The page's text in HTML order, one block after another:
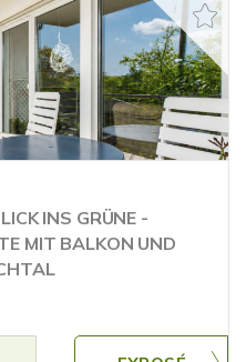
INS GRÜNE -
MIT BALKON UND